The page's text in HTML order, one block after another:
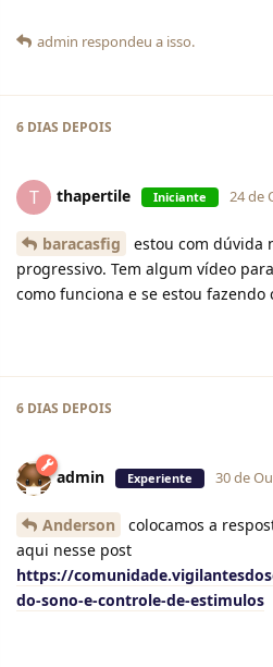
admin respondeu a isso.
6 DIAS DEPOIS
T thapertile Iniciante 24 de
baracasfig
estou com dúvida
progressivo. Tem algum vídeo
como funciona e se estou fazendo
6 DIAS DEPOIS
admin Experiente 30 de
Anderson
colocamos a
aqui nesse post
https://
do-sono-e-controle-de-estimulos